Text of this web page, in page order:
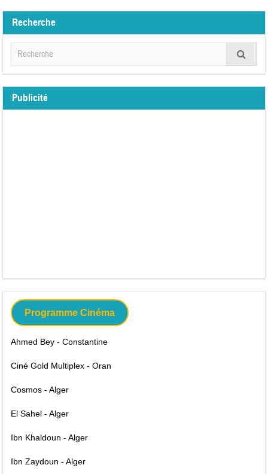
Recherche
Publicité
Programme Cinéma
Ahmed Bey - Constantine
Ciné Gold Multiplex - Oran
Cosmos - Alger
El Sahel - Alger
Ibn Khaldoun - Alger
Ibn Zaydoun - Alger